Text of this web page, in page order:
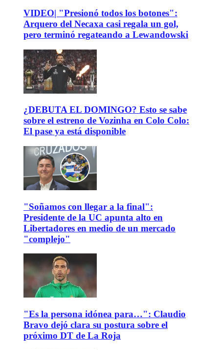
VIDEO| "Presionó todos los botones":
Arquero del Necaxa casi regala un gol,
pero terminó regateando a Lewandowski
¿DEBUTA EL DOMINGO? Esto se sabe
sobre el estreno de Vozinha en Colo Colo:
El pase ya está disponible
"Soñamos con llegar a la final":
Presidente de la UC apunta alto en
Libertadores en medio de un mercado
"complejo"
"Es la persona idónea para…": Claudio
Bravo dejó clara su postura sobre el
próximo DT de La Roja